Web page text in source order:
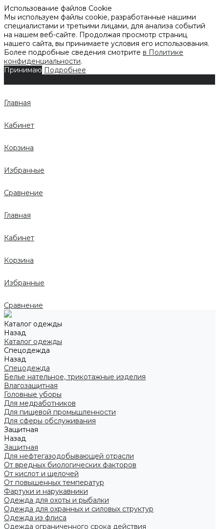
Использование файлов Cookie
Мы используем файлы cookie, разработанные нашими
специалистами и третьими лицами, для анализа событий
на нашем веб-сайте. Продолжая просмотр страниц
нашего сайта, вы принимаете условия его использования.
Более подробные сведения смотрите в Политике
конфиденциальности.
Принимаю Подробнее
Главная
Кабинет
Корзина
Избранные
Сравнение
Главная
Кабинет
Корзина
Избранные
Сравнение
Каталог одежды
Назад
Каталог одежды
Спецодежда
Назад
Спецодежда
Белье нательное, трикотажные изделия
Влагозащитная
Головные уборы
Для медработников
Для пищевой промышленности
Для сферы обслуживания
Защитная
Назад
Защитная
Для нефтегазодобывающей отрасли
От вредных биологических факторов
От кислот и щелочей
От повышенных температур
Фартуки и нарукавники
Одежда для охоты и рыбалки
Одежда для охранных и силовых структур
Одежда из флиса
Одежда ограниченного срока действия